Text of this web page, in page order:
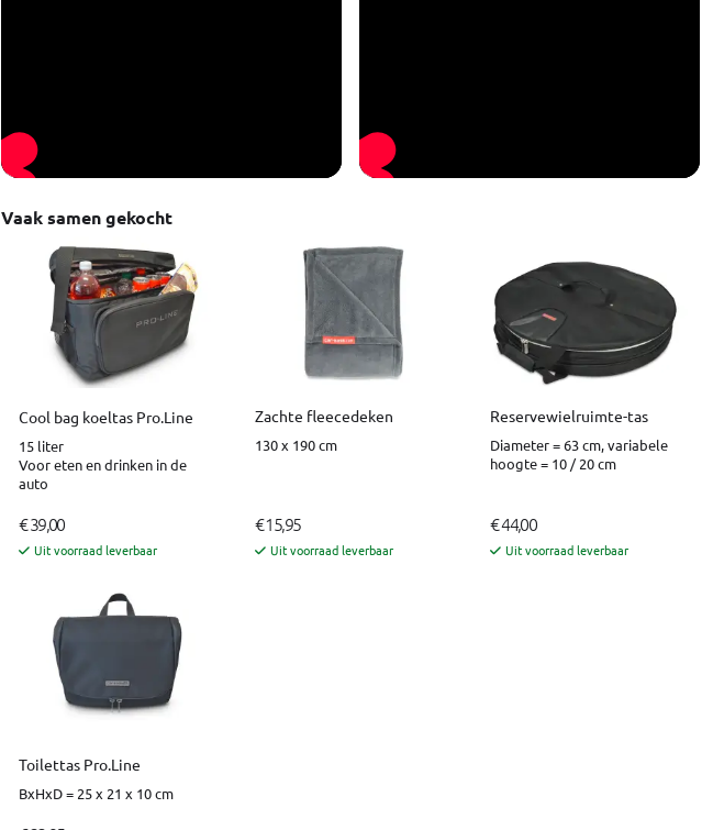
Vaak samen gekocht
Cool bag koeltas Pro.Line
15 liter
Voor eten en drinken in de
auto
€ 39,00
Uit voorraad leverbaar
Zachte fleecedeken
130 x 190 cm
€ 15,95
Uit voorraad leverbaar
Reservewielruimte-tas
Diameter = 63 cm, variabele
hoogte = 10 / 20 cm
€ 44,00
Uit voorraad leverbaar
Toilettas Pro.Line
BxHxD = 25 x 21 x 10 cm